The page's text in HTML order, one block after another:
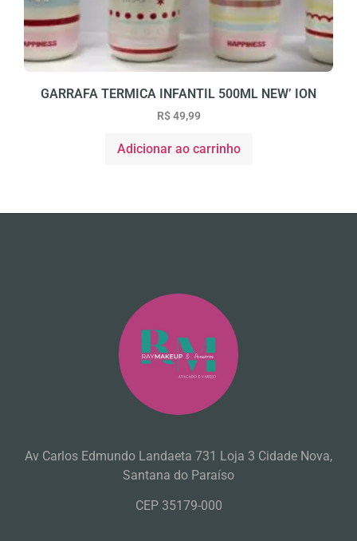
GARRAFA TERMICA INFANTIL 500ML NEW’ ION
R$49,99
Adicionar ao carrinho
Av Carlos Edmundo Landaeta 731 Loja 3 Cidade Nova,
Santana do Paraíso
CEP 35179-000